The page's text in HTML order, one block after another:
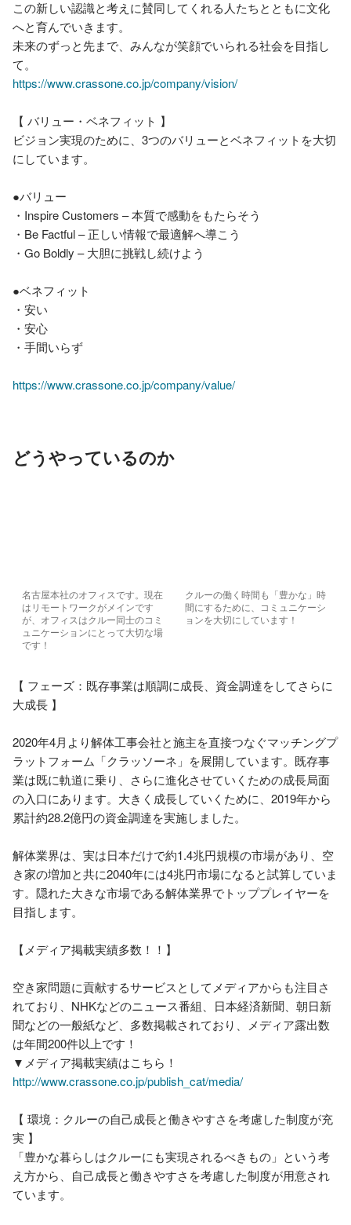
この新しい認識と考えに賛同してくれる人たちとともに文化
へと育んでいきます。
未来のずっと先まで、みんなが笑顔でいられる社会を目指し
https://www.crassone.co.jp/company/vision/
【 バリュー・ベネフィット 】
ビジョン実現のために、3つのバリューとベネフィットを大切
にしています。
●バリュー
・Inspire Customers – 本質で感動をもたらそう
・Be Factful – 正しい情報で最適解へ導こう
・Go Boldly – 大胆に挑戦し続けよう
●ベネフィット
・安い
・安心
・手間いらず
https://www.crassone.co.jp/company/value/
どうやっているのか
名古屋本社のオフィスです。現在
はリモートワークがメインです
が、オフィスはクルー同士のコミ
ュニケーションにとって大切な場
です！
クルーの働く時間も「豊かな」時
間にするために、コミュニケーシ
ョンを大切にしています！
【 フェーズ：既存事業は順調に成長、資金調達をしてさらに
大成長 】
2020年4月より解体工事会社と施主を直接つなぐマッチングプ
ラットフォーム「クラッソーネ」を展開しています。既存事
業は既に軌道に乗り、さらに進化させていくための成長局面
の入口にあります。大きく成長していくために、2019年から
累計約28.2億円の資金調達を実施しました。
解体業界は、実は日本だけで約1.4兆円規模の市場があり、空
き家の増加と共に2040年には4兆円市場になると試算していま
す。隠れた大きな市場である解体業界でトッププレイヤーを
目指します。
【メディア掲載実績多数！！】
空き家問題に貢献するサービスとしてメディアからも注目さ
れており、NHKなどのニュース番組、日本経済新聞、朝日新
聞などの一般紙など、多数掲載されており、メディア露出数
は年間200件以上です！
http://www.crassone.co.jp/publish_cat/media/
【 環境：クルーの自己成長と働きやすさを考慮した制度が充
実 】
「豊かな暮らしはクルーにも実現されるべきもの」という考
え方から、自己成長と働きやすさを考慮した制度が用意され
ています。